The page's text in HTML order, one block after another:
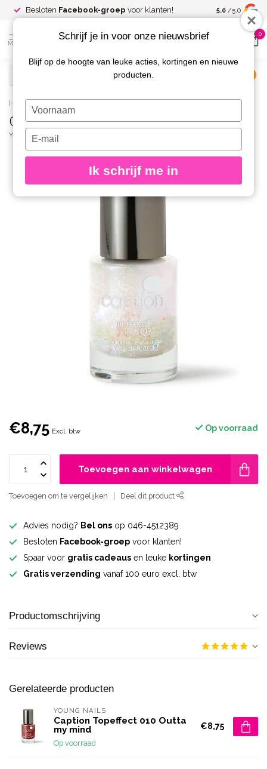
Besloten Facebook-groep voor klanten! Spaar voor
kortingen
5.0 /5.0
MENU
0
Home / Caption Topeffect 002 Putting it all out there
Caption Topeffect 002 Putting it all out there
YOUNG NAILS
€8,75 Excl. btw Op voorraad
Toevoegen aan winkelwagen
Toevoegen om te vergelijken Deel dit product
Advies nodig? Bel ons op 046-4512389
Besloten Facebook-groep voor klanten!
Spaar voor gratis cadeaus en leuke kortingen
Gratis verzending vanaf 100 euro excl. btw
Productomschrijving
Reviews
Gerelateerde producten
YOUNG NAILS
Caption Topeffect 010 Outta
my mind
Op voorraad
€8,75
Schrijf je in voor onze nieuwsbrief
Blijf op de hoogte van leuke acties, kortingen en nieuwe
producten.
Typ
je
naam
Typ
je
e-
in
Ik schrijf me in